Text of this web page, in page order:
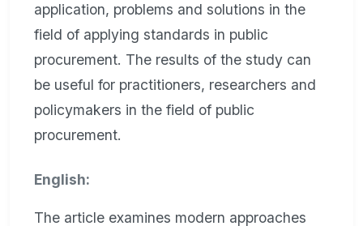
application, problems and solutions in the
field of applying standards in public
procurement. The results of the study can
be useful for practitioners, researchers and
policymakers in the field of public
procurement.
English:
The article examines modern approaches